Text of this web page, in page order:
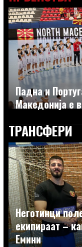
Падна и
Македонија е
ТРАНСФЕРИ
Неготинци
екипираат –
Емини